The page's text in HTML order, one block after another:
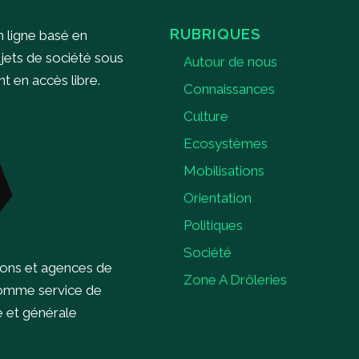
ligne basé en
de société sous
en accès libre.
et agences de
service de
et générale
RUBRIQUES
Autour de nous
Connaissances
Culture
Ecosystèmes
Mobilisations
Orientation
Politiques
Société
Zone A Drôleries